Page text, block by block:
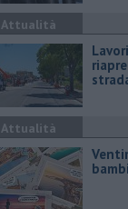
Attualità
Attualità